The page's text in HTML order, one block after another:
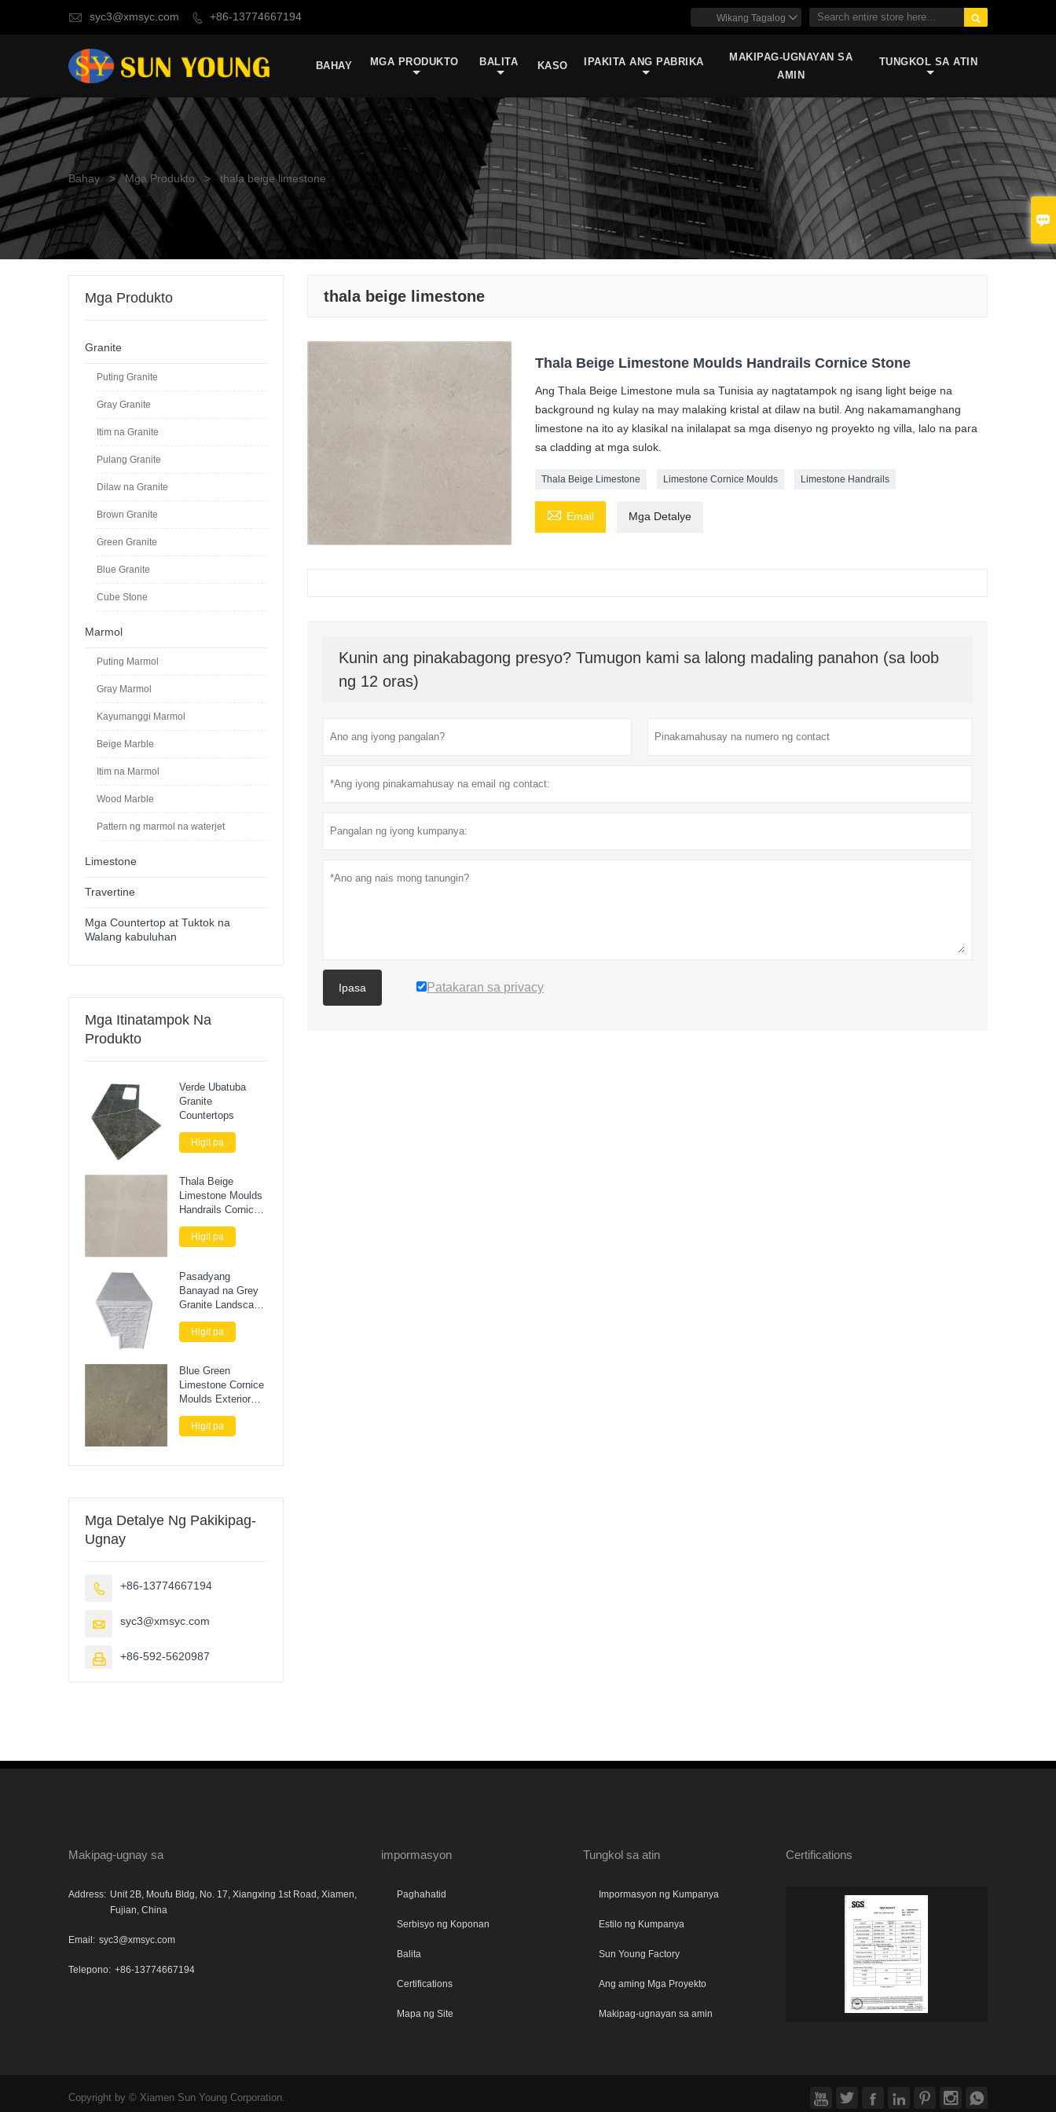

 syc3@xmsyc.com  +86-13774667194 
Wikang Tagalog 
BAHAY MGA PRODUKTO BALITA KASO IPAKITA ANG PABRIKA
MAKIPAG-UGNAYAN SA
AMIN
TUNGKOL SA ATIN
Bahay > Mga Produkto > thala beige limestone
thala beige limestone
Thala Beige Limestone Moulds Handrails Cornice Stone
Ang Thala Beige Limestone mula sa Tunisia ay nagtatampok ng isang light beige na
background ng kulay na may malaking kristal at dilaw na butil. Ang nakamamanghang
limestone na ito ay klasikal na inilalapat sa mga disenyo ng proyekto ng villa, lalo na para
sa cladding at mga sulok.
Thala Beige Limestone Limestone Cornice Moulds Limestone Handrails
 Email Mga Detalye
Kunin ang pinakabagong presyo? Tumugon kami sa lalong madaling panahon (sa loob
ng 12 oras)
Ipasa Patakaran sa privacy
Mga Produkto
Granite
Puting Granite
Gray Granite
Itim na Granite
Pulang Granite
Dilaw na Granite
Brown Granite
Green Granite
Blue Granite
Cube Stone
Marmol
Puting Marmol
Gray Marmol
Kayumanggi Marmol
Beige Marble
Itim na Marmol
Wood Marble
Pattern ng marmol na waterjet
Limestone
Travertine
Mga Countertop at Tuktok na
Walang kabuluhan
Mga Itinatampok Na
Produkto
Verde Ubatuba
Granite
Countertops
Higit pa
Thala Beige
Limestone Moulds
Handrails Cornice
Stone
Higit pa
Pasadyang
Banayad na Grey
Granite Landscape
Stone Bench
Higit pa
Blue Green
Limestone Cornice
Moulds Exterior
Wall
Higit pa
Mga Detalye Ng Pakikipag-
Ugnay
 +86-13774667194
 syc3@xmsyc.com
 +86-592-5620987
Makipag-ugnay sa
Address: Unit 2B, Moufu Bldg, No. 17, Xiangxing 1st Road, Xiamen,
Fujian, China
Email: syc3@xmsyc.com
Telepono: +86-13774667194
impormasyon
Paghahatid
Serbisyo ng Koponan
Balita
Certifications
Mapa ng Site
Tungkol sa atin
Impormasyon ng Kumpanya
Estilo ng Kumpanya
Sun Young Factory
Ang aming Mga Proyekto
Makipag-ugnayan sa amin
Certifications
      
Copyright by © Xiamen Sun Young Corporation.